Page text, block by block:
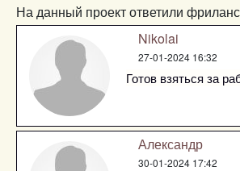
На данный проект ответили
Nikolai
27-01-2024 16:32
Готов взяться за
Александр
30-01-2024 17:42